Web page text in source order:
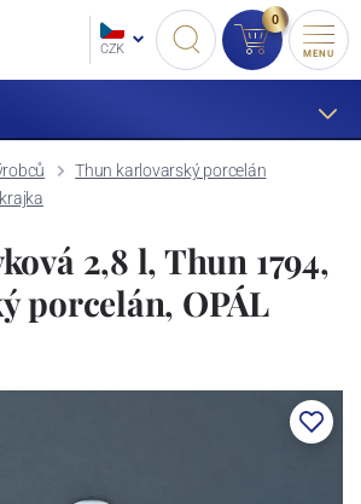
CZK
0
MENU
Thun karlovarský porcelán
2,8 l, Thun 1794,
porcelán, OPÁL